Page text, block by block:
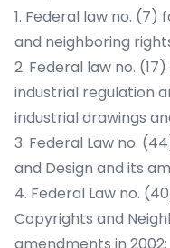
1. Federal law no.
and neighboring
2. Federal law no.
industrial regulation
industrial drawings
3. Federal Law no.
and Design and its
4. Federal Law no.
Copyrights and